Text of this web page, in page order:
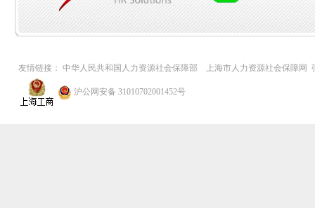
友情链接： 中华人民共和国人力资源社会保障部 上海市人力资源社会保障网
沪公网安备 31010702001452号